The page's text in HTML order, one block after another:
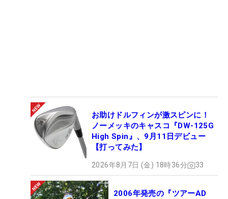
お助けドルフィンが激スピンに！
ノーメッキのキャスコ『DW-125G
High Spin』、9月11日デビュー
【打ってみた】
2026年8月7日 (金) 18時36分 33
2006年発売の『ツアーAD